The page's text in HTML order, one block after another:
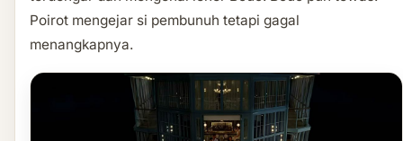
Poirot mengejar si pembunuh tetapi gagal
menangkapnya.